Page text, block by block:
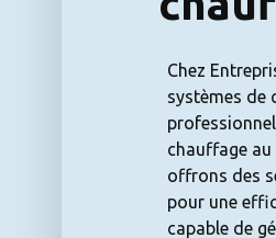
Chez
systèmes de
chauffage
offrons des
pour une
capable de